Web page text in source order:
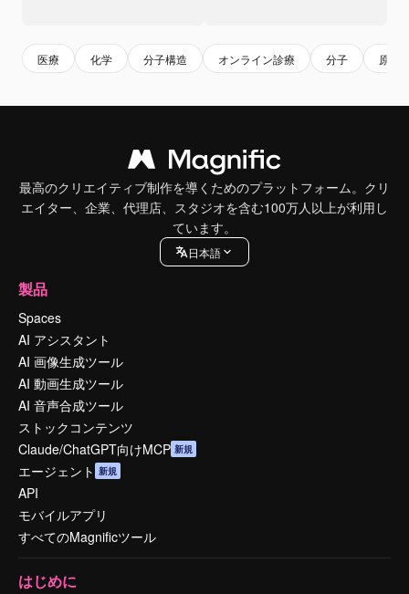
医療 化学 分子構造 オンライン診療 分子 原子
最高のクリエイティブ制作を導くためのプラットフォーム。クリ
エイター、企業、代理店、スタジオを含む100万人以上が利用し
ています。
日本語
製品
Spaces
AI アシスタント
AI 画像生成ツール
AI 動画生成ツール
AI 音声合成ツール
ストックコンテンツ
Claude/ChatGPT向けMCP 新規
エージェント 新規
API
モバイルアプリ
すべてのMagnificツール
はじめに